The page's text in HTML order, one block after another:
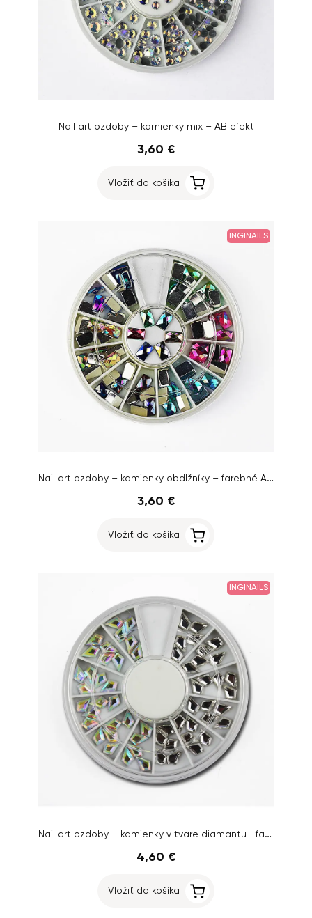
Nail art ozdoby – kamienky mix – AB efekt
3,60 €
Vložiť do košíka
INGINAILS
Nail art ozdoby – kamienky obdlžníky – farebné AB efekt
3,60 €
Vložiť do košíka
INGINAILS
Nail art ozdoby – kamienky v tvare diamantu– farebné AB efekt
4,60 €
Vložiť do košíka